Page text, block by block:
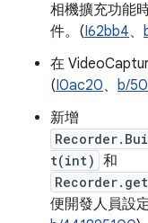
相機擴充功能
件。(I62bb4、
在
(I0ac20、 b/
新增
t(int) 和
便開發人員設